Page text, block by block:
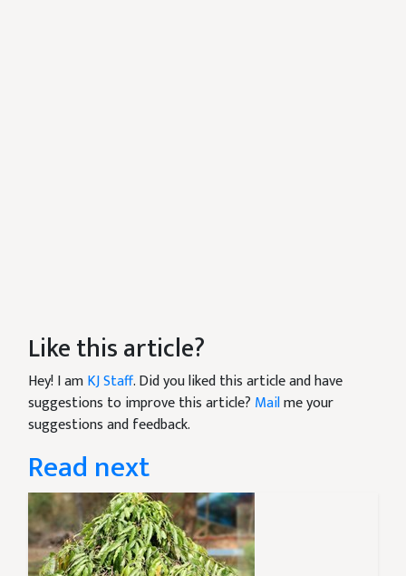
Like this article?
Hey! I amKJ Staff. Did you liked this article and have
suggestions to improve this article? Mailme your
suggestions and feedback.
Read next